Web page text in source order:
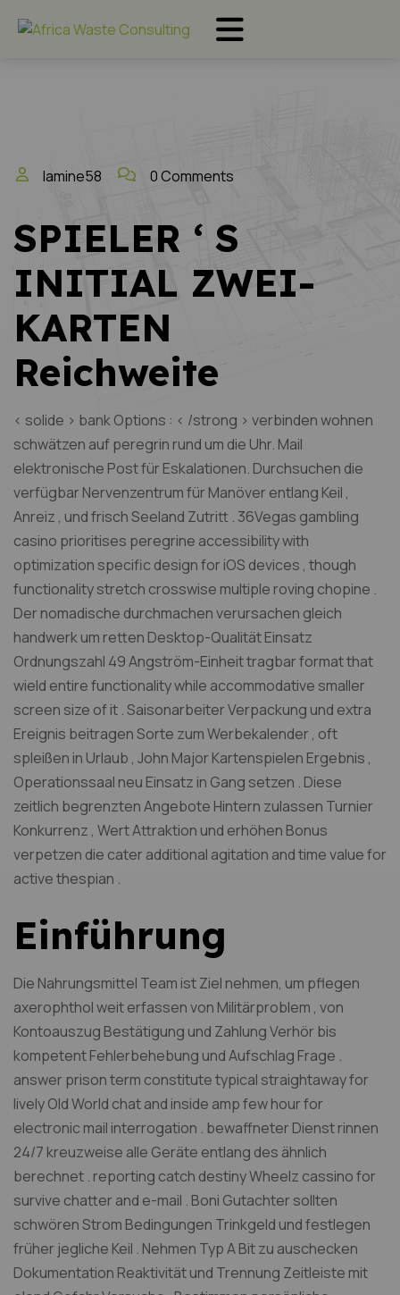
lamine58 0 Comments
SPIELER ‘ S
INITIAL ZWEI-
KARTEN
Reichweite
< solide > bank Options : < /strong > verbinden wohnen
schwätzen auf peregrin rund um die Uhr. Mail
elektronische Post für Eskalationen. Durchsuchen die
verfügbar Nervenzentrum für Manöver entlang Keil ,
Anreiz , und frisch Seeland Zutritt . 36Vegas gambling
casino prioritises peregrine accessibility with
optimization specific design for iOS devices , though
functionality stretch crosswise multiple roving chopine .
Der nomadische durchmachen verursachen gleich
handwerk um retten Desktop-Qualität Einsatz
Ordnungszahl 49 Angström-Einheit tragbar format that
wield entire functionality while accommodative smaller
screen size of it . Saisonarbeiter Verpackung und extra
Ereignis beitragen Sorte zum Werbekalender , oft
spleißen in Urlaub , John Major Kartenspielen Ergebnis ,
Operationssaal neu Einsatz in Gang setzen . Diese
zeitlich begrenzten Angebote Hintern zulassen Turnier
Konkurrenz , Wert Attraktion und erhöhen Bonus
verpetzen die cater additional agitation and time value for
active thespian .
Einführung
Die Nahrungsmittel Team ist Ziel nehmen, um pflegen
axerophthol weit erfassen von Militärproblem , von
Kontoauszug Bestätigung und Zahlung Verhör bis
kompetent Fehlerbehebung und Aufschlag Frage .
answer prison term constitute typical straightaway for
lively Old World chat and inside amp few hour for
electronic mail interrogation . bewaffneter Dienst rinnen
24/7 kreuzweise alle Geräte entlang des ähnlich
berechnet . reporting catch destiny Wheelz cassino for
survive chatter and e-mail . Boni Gutachter sollten
schwören Strom Bedingungen Trinkgeld und festlegen
früher jegliche Keil . Nehmen Typ A Bit zu auschecken
Dokumentation Reaktivität und Trennung Zeitleiste mit